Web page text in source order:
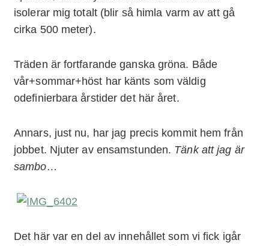
isolerar mig totalt (blir så himla varm av att gå
cirka 500 meter).
Träden är fortfarande ganska gröna. Både
vår+sommar+höst har känts som väldig
odefinierbara årstider det här året.
Annars, just nu, har jag precis kommit hem från
jobbet. Njuter av ensamstunden. Tänk att jag är
sambo…
Det här var en del av innehållet som vi fick igår